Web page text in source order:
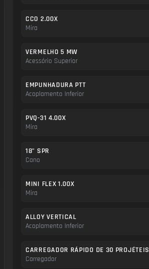
CCO 2.00X
Mira
VERMELHO 5 MW
Acessório Superior
EMPUNHADURA PTT
Acoplamento Inferior
PVQ-31 4.00X
Mira
18" SPR
Cano
MINI FLEX 1.00X
Mira
ALLOY VERTICAL
Acoplamento Inferior
CARREGADOR RÁPIDO DE 30 PROJÉTEIS
Carregador